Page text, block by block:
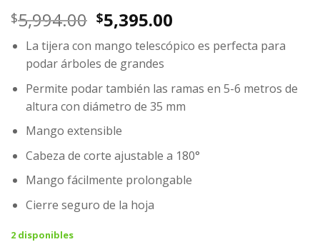
$5,994.00 Original
price
was:
$5,994.00.
$5,395.00
price
is:
La tijera con mango telescópico es perfecta para
podar árboles de grandes
Permite podar también las ramas en 5-6 metros de
altura con diámetro de 35 mm
Mango extensible
Cabeza de corte ajustable a 180°
Mango fácilmente prolongable
Cierre seguro de la hoja
2 disponibles